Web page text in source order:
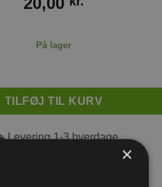
På lager
TILFØJ TIL KURV
1-3 hverdage
×